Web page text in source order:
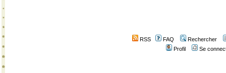
RSS FAQ
Rechercher
Profil
Se